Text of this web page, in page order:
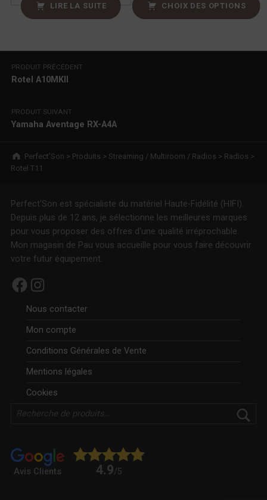
LIRE LA SUITE CHOIX DES OPTIONS
Navigation de l’article
PRODUIT PRÉCÉDENT
Rotel A10MKII
PRODUIT SUIVANT
Yamaha Aventage RX-A4A
Breadcrumbs navigation
Perfect’Son > Produits > Streaming / Multiroom / Radios > Radios >
Rotel T11
Perfect'Son est spécialiste du matériel Haute-Fidélité (HIFI).
Depuis plus de 12 ans, je sélectionne les meilleures marques
pour vous proposer des offres d'une qualité irréprochable.
Mon magasin de Pau vous accueille pour vous faire découvrir
votre futur équipement.
Facebook Instagram
Nous contacter
Mon compte
Conditions Générales de Vente
Mentions légales
Cookies
Avis Clients 4.9/5